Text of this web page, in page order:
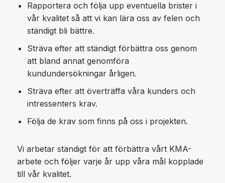
Rapportera och följa upp eventuella brister i
vår kvalitet så att vi kan lära oss av felen och
ständigt bli bättre.
Sträva efter att ständigt förbättra oss genom
att bland annat genomföra
kundundersökningar årligen.
Sträva efter att överträffa våra kunders och
intressenters krav.
Följa de krav som finns på oss i projekten.
Vi arbetar ständigt för att förbättra vårt KMA-
arbete och följer varje år upp våra mål kopplade
till vår kvalitet.